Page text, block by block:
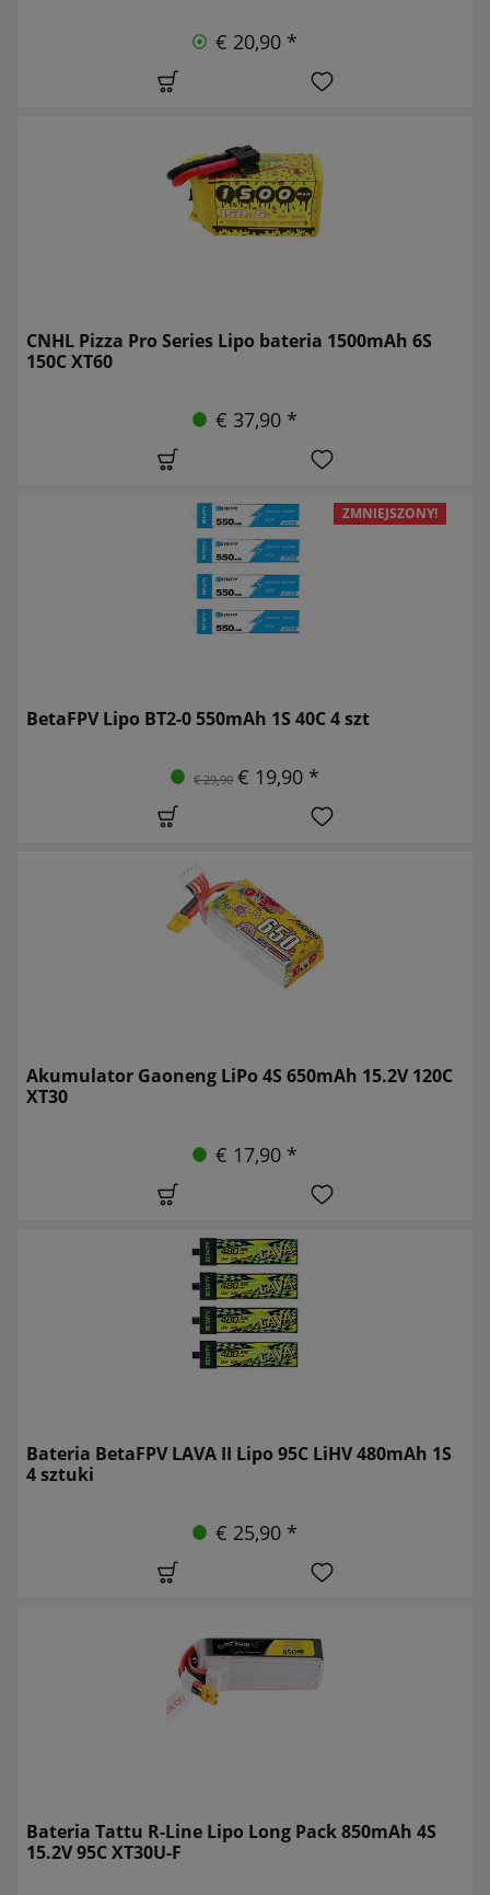
€ 20,90 *
CNHL Pizza Pro Series Lipo bateria 1500mAh 6S
150C XT60
€ 37,90 *
ZMNIEJSZONY!
BetaFPV Lipo BT2-0 550mAh 1S 40C 4 szt
€ 29,90 € 19,90 *
Akumulator Gaoneng LiPo 4S 650mAh 15.2V 120C
XT30
€ 17,90 *
Bateria BetaFPV LAVA II Lipo 95C LiHV 480mAh 1S
4 sztuki
€ 25,90 *
Bateria Tattu R-Line Lipo Long Pack 850mAh 4S
15.2V 95C XT30U-F